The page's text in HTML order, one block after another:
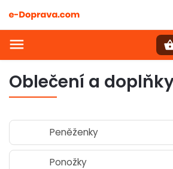
Oblečení a
Peněženky
Ponožky